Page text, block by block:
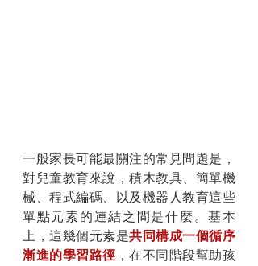
一般家長可能最關注的常見問題是，
對兒童教育來說，積木教具、簡單機
械、程式編碼、以及機器人教育這些
單點元素的連結之間是什麼。基本
上，這幾個元素是共同構成一個循序
漸進的學習路徑 ，在不同階段幫助孩